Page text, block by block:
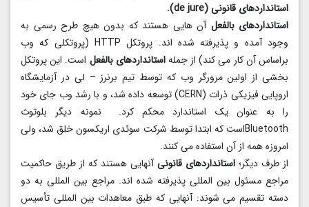
استانداردهای قانونی (de jure).
استانداردهای بالفعلآن هایی هستند که بدون هیچ طرح رسمی به
وجود آمده و پذیرفته شده اند. پروتکل HTTP (پروتکلی که وب
براساس آن کار می کند) از جملهاستانداردهای بالفعلاست. این پروتکل
بخشی از اولین مرورگر وب که توسط تیم برنرز – لی در آزمایشگاه
اروپایی فیزیکی ذرات (CERN) توسعه داده شد، و با رشد وب جای خود
را به عنوان یک استاندارد محکم کرد. نمونه دیگر بلوتوث
Bluetoothاست که ابتدا توسط شرکت سوئدی اریکسون خلق شد، ولی
امروزه همه از آن استفاده می کنند.
از طرف دیگر؛ استانداردهای قانونیآنهایی هستند که از طریق حاکمیت
مراجع مسئول بین المللی پذیرفته شده اند. مراجع بین المللی به دو
دسته تقسیم می شوند: آنهایی که طبق معاهدات بین المللی تأسیس